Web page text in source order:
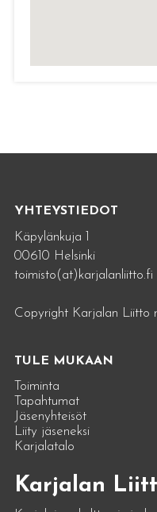
YHTEYSTIEDOT
Käpylänkuja 1
00610 Helsinki
toimisto(at)karjalanliitto.fi
Copyright Karjalan Liitto
TULE MUKAAN
Toiminta
Tapahtumat
Jäsenyhteisöt
Liity jäseneksi
Karjalatalo
Karjalan